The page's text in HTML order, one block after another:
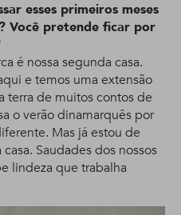
esses primeiros meses
Você pretende ficar por
é nossa segunda casa.
e temos uma extensão
terra de muitos contos de
o verão dinamarquês por
Mas já estou de
Saudades dos nossos
lindeza que trabalha